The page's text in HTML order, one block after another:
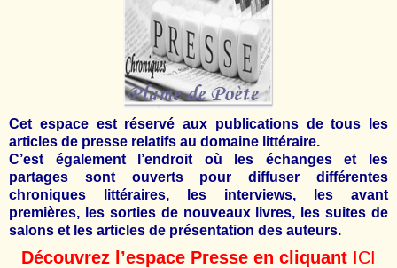
Cet espace est réservé aux publications de tous les
articles de presse relatifs au domaine littéraire.
C’est également l’endroit où les échanges et les
partages sont ouverts pour diffuser différentes
chroniques littéraires, les interviews, les avant
premières, les sorties de nouveaux livres, les suites de
salons et les articles de présentation des auteurs.
Découvrez l’espace Presse en cliquant ICI